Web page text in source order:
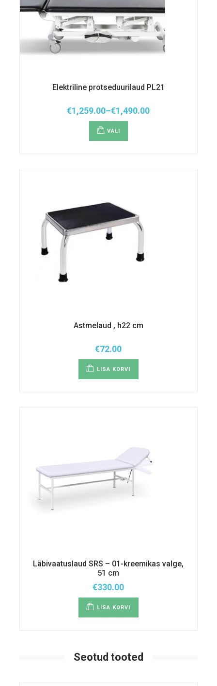
Elektriline protseduurilaud PL21
€1,259.00–€1,490.00
Hinnavahemik:
€1,259.00
kuni
€1,490.00
VALI
mitu
Astmelaud , h22 cm
€72.00
LISA KORVI
Läbivaatuslaud SRS – 01-kreemikas valge,
51 cm
€330.00
LISA KORVI
Seotud tooted